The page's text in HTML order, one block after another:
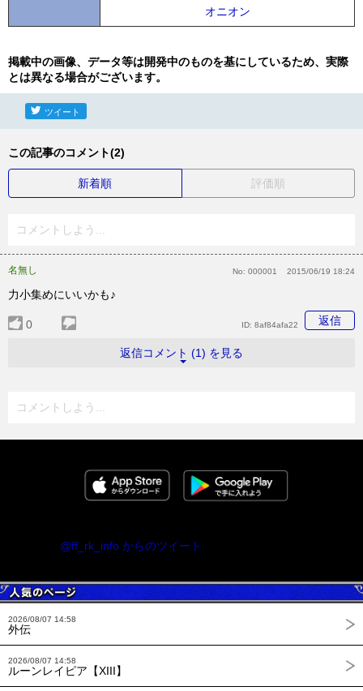
オニオン
掲載中の画像、データ等は開発中のものを基にしているため、実際
とは異なる場合がございます。
ツイート
この記事のコメント(2)
新着順 評価順
コメントしよう...
名無し No: 000001 2015/06/19 18:24
力小集めにいいかも♪
0 返信
ID: 8af84afa22
返信コメント (1) を見る
コメントしよう...
@ff_rk_info からのツイート
2026/08/07 14:58
外伝
2026/08/07 14:58
ルーンレイピア【XIII】